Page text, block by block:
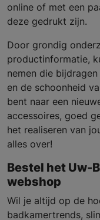
online of met een
deze gedrukt zijn.
Door grondig
productinformatie,
nemen die
en de schoonheid
bent naar een
accessoires, goed
het realiseren van
alles over!
Bestel het Uw-
webshop
Wil je altijd op de
badkamertrends,